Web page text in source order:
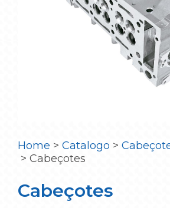
Home > Catalogo >
> Cabeçotes
Cabeçotes